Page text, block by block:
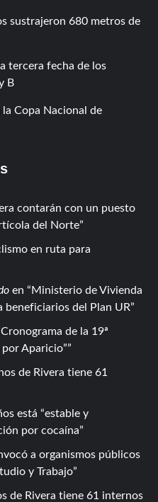
sustrajeron 680 metros de
tercera fecha de los
B
Copa Nacional de
contarán con un puesto
del Norte
en ruta para
en
Ministerio de Vivienda
beneficiarios del Plan UR
Cronograma de la 19ª
Aparicio”
de Rivera tiene 61
está “estable y
por cocaína
a organismos públicos
y Trabajo
de Rivera tiene 61 internos